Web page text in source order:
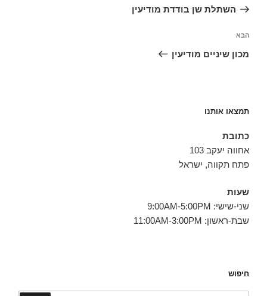
הקודםהשתלת שן בודדת מודיעין
הפוסט
הבא
הבא
מכון שיניים מודיעין
תמצאו אותנו
כתובת
אחווה יעקב 103
פתח תקווה, ישראל
שעות
שני-שישי: 9:00AM-5:00PM
שבת-ראשון: 11:00AM-3:00PM
חיפוש